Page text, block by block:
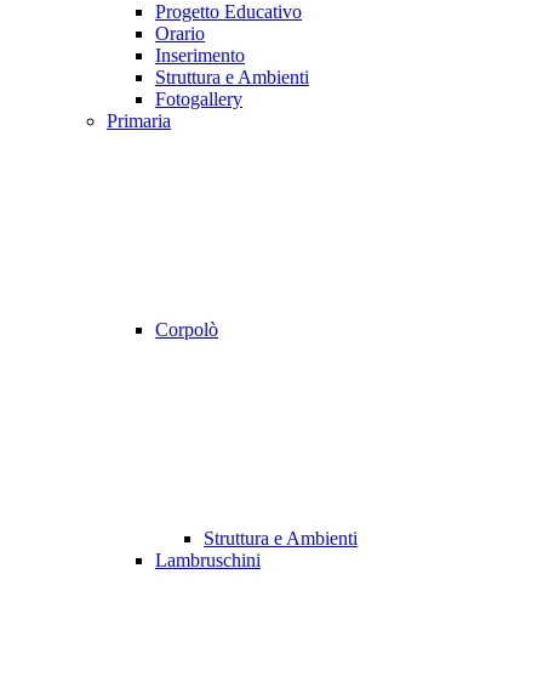
Progetto Educativo
Orario
Inserimento
Struttura e Ambienti
Fotogallery
Primaria
Corpolò
Struttura e Ambienti
Lambruschini